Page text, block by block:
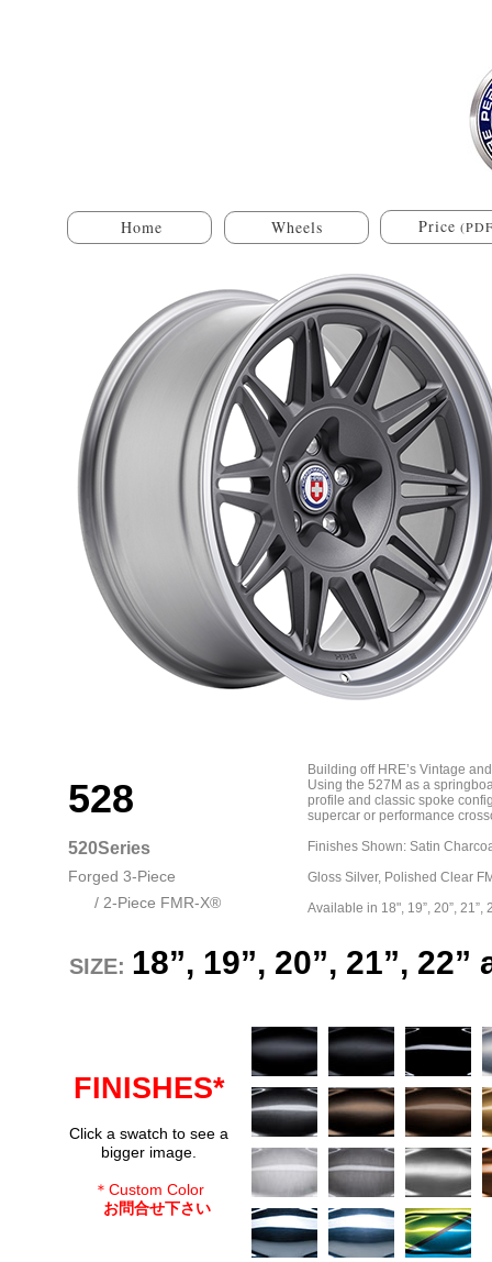
Home Wheels Price
528
520Series
Forged 3-Piece
/ 2-Piece FMR-X®
Building off HRE’s Vintage
Using the 527M as a
profile and classic spoke
supercar or performance
Finishes Shown: Satin
Gloss Silver, Polished Clear
Available in 18", 19”, 20”, 21”,
SIZE: 18”, 19”, 20”, 21”,
FINISHES*
Click a swatch to see a
bigger image.
＊Custom Color
お問合せ下さい